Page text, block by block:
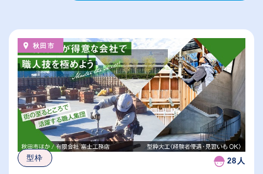
従業員が多い順
休日数が多い順
秋田市
型枠 28人